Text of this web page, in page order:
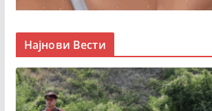
Најнови Вести